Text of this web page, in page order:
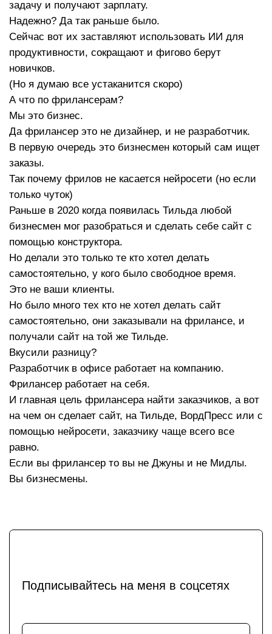
задачу и получают зарплату.
Надежно? Да так раньше было.
Сейчас вот их заставляют использовать ИИ для
продуктивности, сокращают и фигово берут
новичков.
(Но я думаю все устаканится скоро)
А что по фрилансерам?
Мы это бизнес.
Да фрилансер это не дизайнер, и не разработчик.
В первую очередь это бизнесмен который сам ищет
заказы.
Так почему фрилов не касается нейросети (но если
только чуток)
Раньше в 2020 когда появилась Тильда любой
бизнесмен мог разобраться и сделать себе сайт с
помощью конструктора.
Но делали это только те кто хотел делать
самостоятельно, у кого было свободное время.
Это не ваши клиенты.
Но было много тех кто не хотел делать сайт
самостоятельно, они заказывали на фрилансе, и
получали сайт на той же Тильде.
Вкусили разницу?
Разработчик в офисе работает на компанию.
Фрилансер работает на себя.
И главная цель фрилансера найти заказчиков, а вот
на чем он сделает сайт, на Тильде, ВордПресс или с
помощью нейросети, заказчику чаще всего все
равно.
Если вы фрилансер то вы не Джуны и не Мидлы.
Вы бизнесмены.
Подписывайтесь на меня в соцсетях